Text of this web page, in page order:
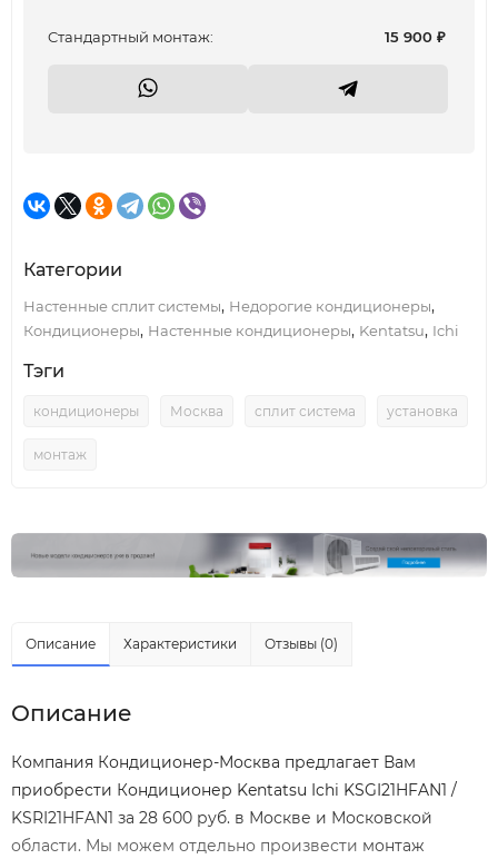
Cтандартный монтаж: 15 900 ₽
Категории
Настенные сплит системы, Недорогие кондиционеры,
Кондиционеры, Настенные кондиционеры, Kentatsu, Ichi
Тэги
кондиционеры Москва сплит система установка
монтаж
Описание Характеристики Отзывы (0)
Описание
Компания Кондиционер-Москва предлагает Вам
приобрести Кондиционер Kentatsu Ichi KSGI21HFAN1 /
KSRI21HFAN1 за 28 600 руб. в Москве и Московской
области. Мы можем отдельно произвести монтаж